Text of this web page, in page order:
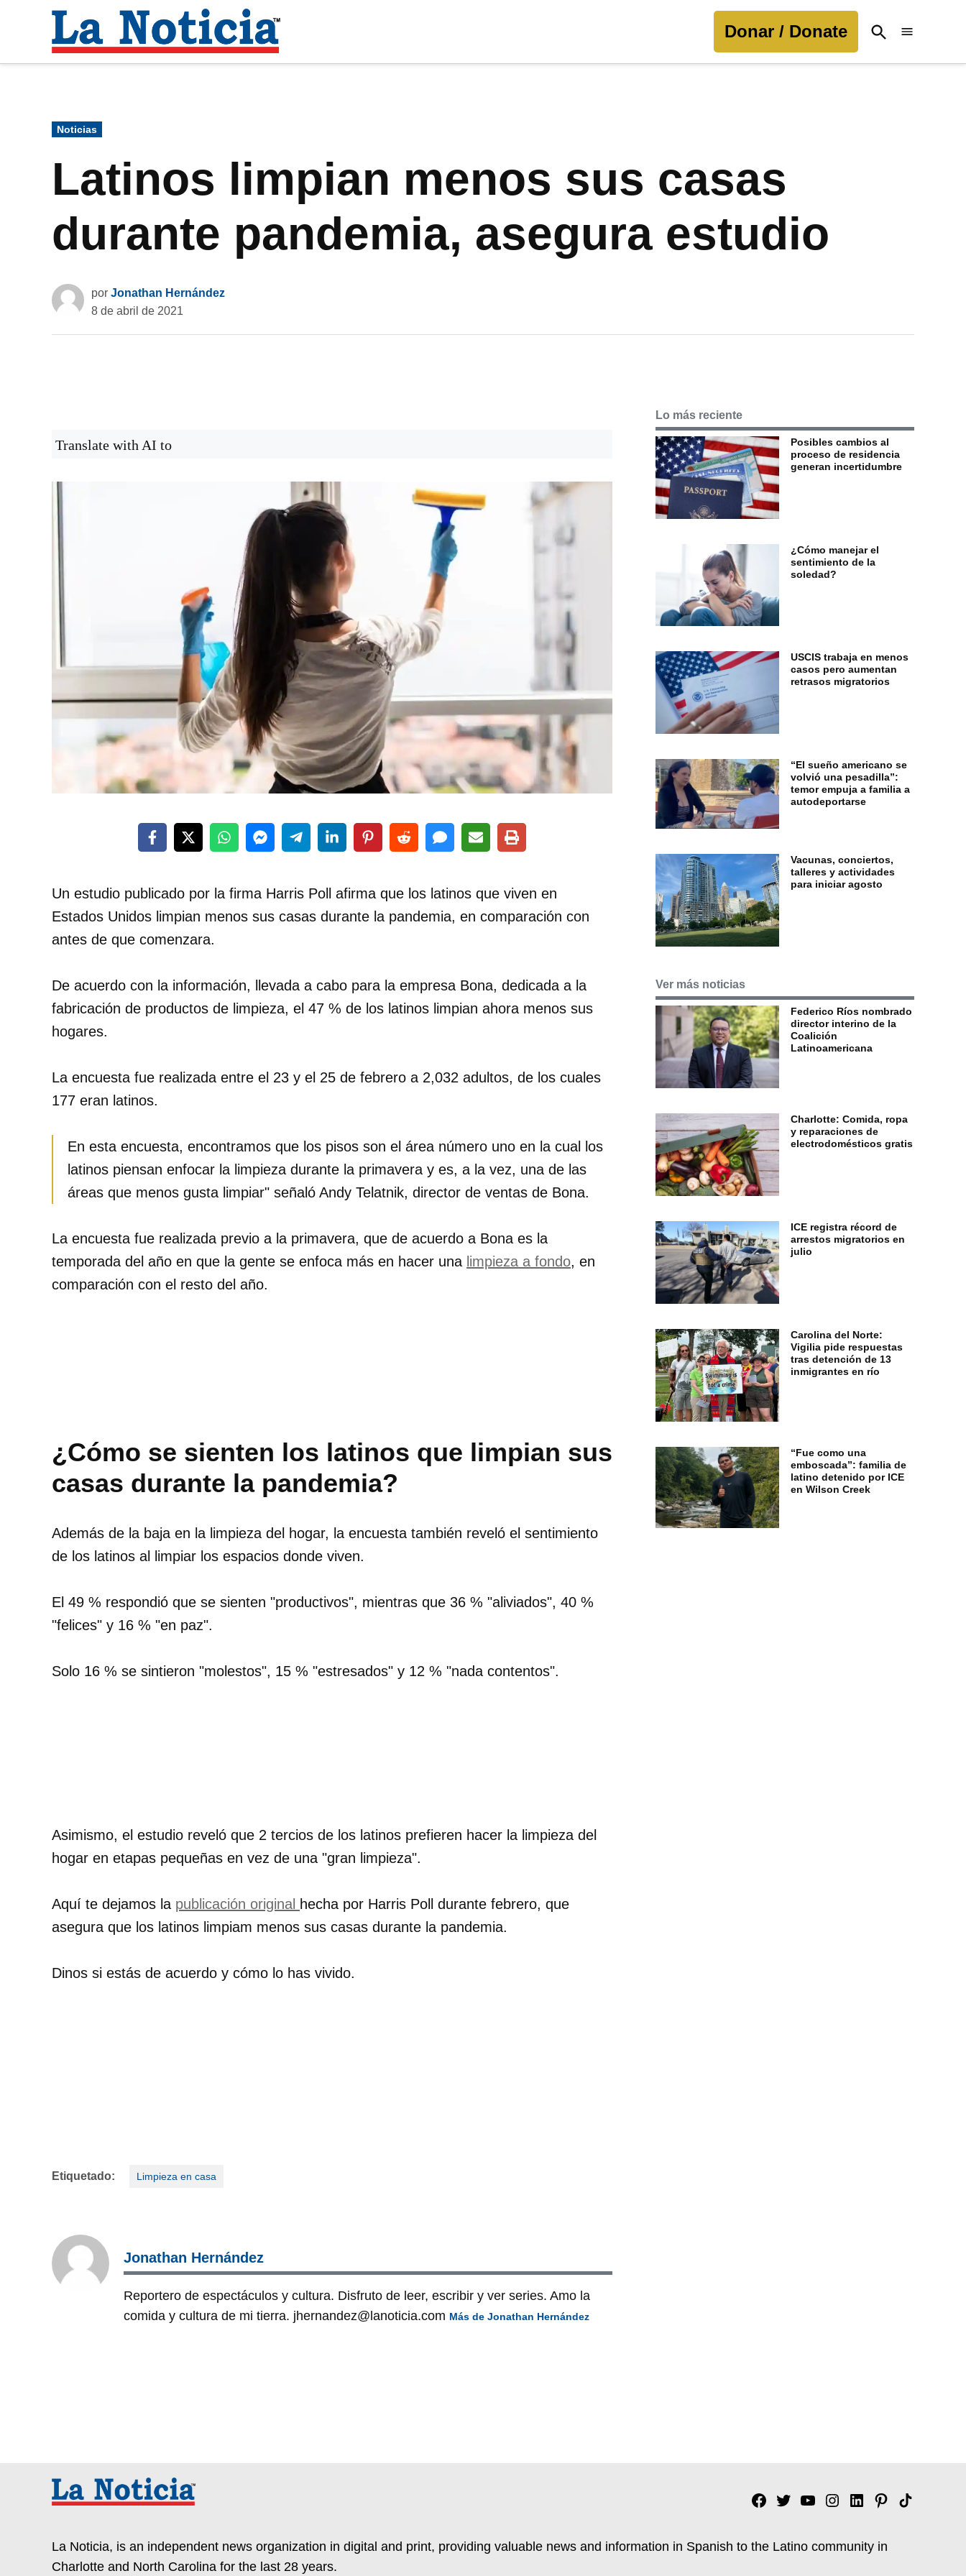
contenido
Noticia
Donar / Donate
Open
Search
Publicado
en
Noticias
Latinos limpian menos sus casas
durante pandemia, asegura estudio
por Jonathan Hernández
8 de abril de 2021
Translate with AI to
Un estudio publicado por la firma Harris Poll afirma que los latinos que viven en
Estados Unidos limpian menos sus casas durante la pandemia, en comparación con
antes de que comenzara.
De acuerdo con la información, llevada a cabo para la empresa Bona, dedicada a la
fabricación de productos de limpieza, el 47 % de los latinos limpian ahora menos sus
hogares.
La encuesta fue realizada entre el 23 y el 25 de febrero a 2,032 adultos, de los cuales
177 eran latinos.
En esta encuesta, encontramos que los pisos son el área número uno en la cual los
latinos piensan enfocar la limpieza durante la primavera y es, a la vez, una de las
áreas que menos gusta limpiar" señaló Andy Telatnik, director de ventas de Bona.
La encuesta fue realizada previo a la primavera, que de acuerdo a Bona es la
temporada del año en que la gente se enfoca más en hacer una limpieza a fondo, en
comparación con el resto del año.
¿Cómo se sienten los latinos que limpian sus
casas durante la pandemia?
Además de la baja en la limpieza del hogar, la encuesta también reveló el sentimiento
de los latinos al limpiar los espacios donde viven.
El 49 % respondió que se sienten "productivos", mientras que 36 % "aliviados", 40 %
"felices" y 16 % "en paz".
Solo 16 % se sintieron "molestos", 15 % "estresados" y 12 % "nada contentos".
Asimismo, el estudio reveló que 2 tercios de los latinos prefieren hacer la limpieza del
hogar en etapas pequeñas en vez de una "gran limpieza".
Aquí te dejamos la publicación original hecha por Harris Poll durante febrero, que
asegura que los latinos limpiam menos sus casas durante la pandemia.
Dinos si estás de acuerdo y cómo lo has vivido.
Etiquetado: Limpieza en casa
Jonathan Hernández
Reportero de espectáculos y cultura. Disfruto de leer, escribir y ver series. Amo la
comida y cultura de mi tierra. jhernandez@lanoticia.com Más de Jonathan Hernández
Lo más reciente
Posibles cambios al
proceso de residencia
generan incertidumbre
¿Cómo manejar el
sentimiento de la
soledad?
USCIS trabaja en menos
casos pero aumentan
retrasos migratorios
“El sueño americano se
volvió una pesadilla”:
temor empuja a familia a
autodeportarse
Vacunas, conciertos,
talleres y actividades
para iniciar agosto
Ver más noticias
Federico Ríos nombrado
director interino de la
Coalición
Latinoamericana
Charlotte: Comida, ropa
y reparaciones de
electrodomésticos gratis
ICE registra récord de
arrestos migratorios en
julio
Carolina del Norte:
Vigilia pide respuestas
tras detención de 13
inmigrantes en río
“Fue como una
emboscada”: familia de
latino detenido por ICE
en Wilson Creek
Facebook
TwitterYouTubeInstagram
Linkedin
Pinterest
Tik
La Noticia, is an independent news organization in digital and print, providing valuable news and information in Spanish to the Latino community in
Charlotte and North Carolina for the last 28 years.